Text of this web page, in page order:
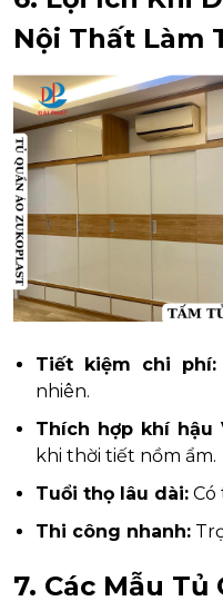
Nội Thất Làm
Tiết kiệm chi phí:
nhiên.
Thích hợp khí hậu
khi thời tiết nồm ẩm.
Tuổi thọ lâu dài: Có
Thi công nhanh:
7. Các Mẫu